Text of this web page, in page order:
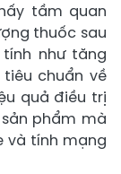
tầm quan
thuốc sau
như tăng
chuẩn về
quả điều trị
phẩm mà
và tính mạng